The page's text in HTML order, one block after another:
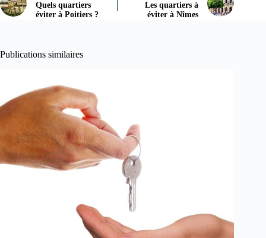
Quels quartiers
éviter à Poitiers ?
Les quartiers à
éviter à Nîmes
Publications similaires